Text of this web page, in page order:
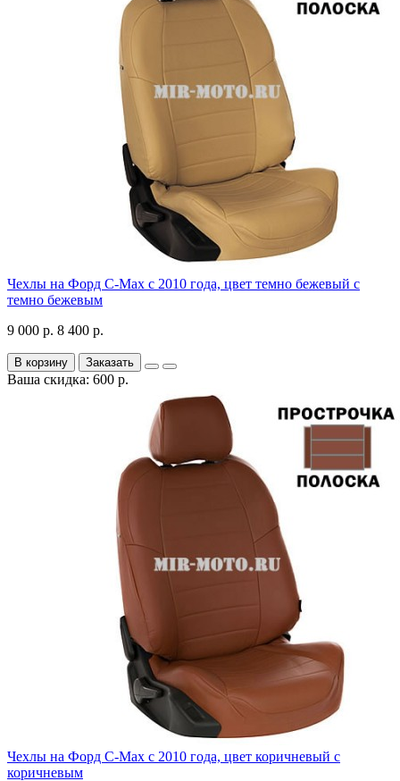
Чехлы на Форд C-Max с 2010 года, цвет темно бежевый с
темно бежевым
9 000 р. 8 400 р.
В корзину Заказать
Ваша скидка: 600 р.
Чехлы на Форд C-Max с 2010 года, цвет коричневый с
коричневым